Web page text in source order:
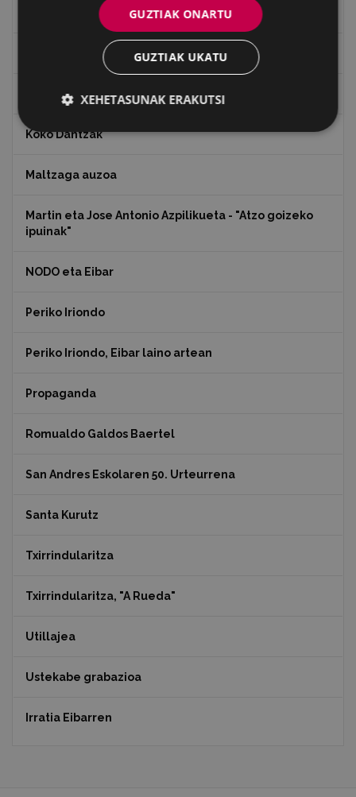
Indalecio Ojanguren, Gipuzkoako Foru Aldundia
Juan Antonio Palacios HARRIA
Julen Zabaletaren marrazkiak
Koko Dantzak
Maltzaga auzoa
Martin eta Jose Antonio Azpilikueta - "Atzo goizeko
ipuinak"
NODO eta Eibar
Periko Iriondo
Periko Iriondo, Eibar laino artean
Propaganda
Romualdo Galdos Baertel
San Andres Eskolaren 50. Urteurrena
Santa Kurutz
Txirrindularitza
Txirrindularitza, "A Rueda"
Utillajea
Ustekabe grabazioa
Irratia Eibarren
GUZTIAK ONARTU
GUZTIAK UKATU
XEHETASUNAK ERAKUTSI